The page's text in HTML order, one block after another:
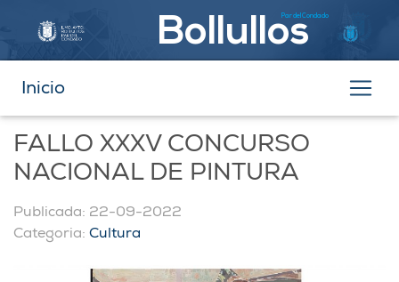
Par del Condado
Bollullos
Inicio
FALLO XXXV CONCURSO
NACIONAL DE PINTURA
Publicada: 22-09-2022
Categoria: Cultura